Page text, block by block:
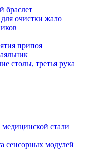
браслет
очистки жало
припоя
столы, третья рука
стали
сенсорных модулей